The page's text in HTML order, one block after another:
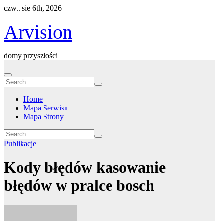
Skip
content
czw.. sie 6th, 2026
Arvision
domy przyszłości
Home
Mapa Serwisu
Mapa Strony
Publikacje
Kody błędów kasowanie
błędów w pralce bosch